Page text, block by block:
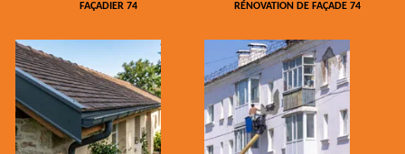
FAÇADIER 74 RÉNOVATION DE FAÇADE 74